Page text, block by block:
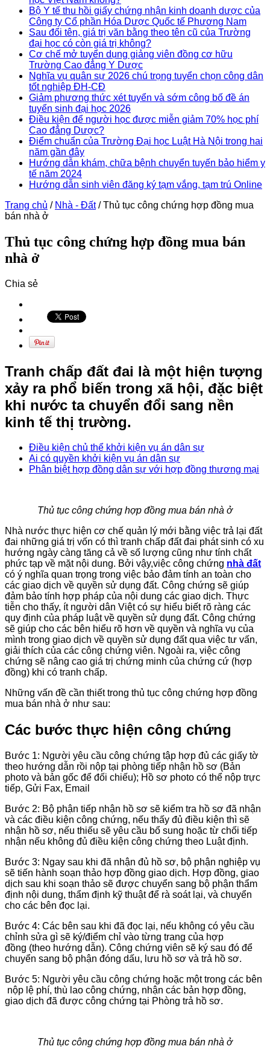
Bộ Y tế thu hồi giấy chứng nhận kinh doanh dược của
Công ty Cổ phần Hóa Dược Quốc tế Phương Nam
Sau đổi tên, giá trị văn bằng theo tên cũ của Trường
đại học có còn giá trị không?
Cơ chế mở tuyển dụng giảng viên đồng cơ hữu
Trường Cao đẳng Y Dược
Nghĩa vụ quân sự 2026 chú trọng tuyển chọn công dân
tốt nghiệp ĐH-CĐ
Giảm phương thức xét tuyển và sớm công bố đề án
tuyển sinh đại học 2026
Điều kiện để người học được miễn giảm 70% học phí
Cao đẳng Dược?
Điểm chuẩn của Trường Đại học Luật Hà Nội trong hai
năm gần đây
Hướng dẫn khám, chữa bệnh chuyển tuyến bảo hiểm y
tế năm 2024
Hướng dẫn sinh viên đăng ký tạm vắng, tạm trú Online
Trang chủ / Nhà - Đất / Thủ tục công chứng hợp đồng mua
bán nhà ở
Thủ tục công chứng hợp đồng mua bán
nhà ở
Chia sẻ
Tranh chấp đất đai là một hiện tượng
xảy ra phổ biến trong xã hội, đặc biệt
khi nước ta chuyển đổi sang nền
kinh tế thị trường.
Điều kiện chủ thể khởi kiện vụ án dân sự
Ai có quyền khởi kiện vụ án dân sự
Phân biệt hợp đồng dân sự với hợp đồng thương mại
Thủ tục công chứng hợp đồng mua bán nhà ở
Nhà nước thực hiện cơ chế quản lý mới bằng việc trả lại đất
đai những giá trị vốn có thì tranh chấp đất đai phát sinh có xu
hướng ngày càng tăng cả về số lượng cũng như tính chất
phức tạp về mặt nội dung. Bởi vậy,việc công chứng nhà đất
có ý nghĩa quan trọng trong việc bảo đảm tính an toàn cho
các giao dịch về quyền sử dụng đất. Công chứng sẽ giúp
đảm bảo tính hợp pháp của nội dung các giao dịch. Thực
tiễn cho thấy, ít người dân Việt có sự hiểu biết rõ ràng các
quy định của pháp luật về quyền sử dụng đất. Công chứng
sẽ giúp cho các bên hiểu rõ hơn về quyền và nghĩa vụ của
mình trong giao dịch về quyền sử dụng đất qua việc tư vấn,
giải thích của các công chứng viên. Ngoài ra, việc công
chứng sẽ nâng cao giá trị chứng minh của chứng cứ (hợp
đồng) khi có tranh chấp.
Những vấn đề cần thiết trong thủ tục công chứng hợp đồng
mua bán nhà ở như sau:
Các bước thực hiện công chứng
Bước 1: Người yêu cầu công chứng tập hợp đủ các giấy tờ
theo hướng dẫn rồi nộp tại phòng tiếp nhận hồ sơ (Bản
photo và bản gốc để đối chiếu); Hồ sơ photo có thể nộp trực
tiếp, Gửi Fax, Email
Bước 2: Bộ phận tiếp nhận hồ sơ sẽ kiểm tra hồ sơ đã nhận
và các điều kiện công chứng, nếu thấy đủ điều kiện thì sẽ
nhận hồ sơ, nếu thiếu sẽ yêu cầu bổ sung hoặc từ chối tiếp
nhận nếu không đủ điều kiện công chứng theo Luật định.
Bước 3: Ngay sau khi đã nhận đủ hồ sơ, bộ phận nghiệp vụ
sẽ tiến hành soạn thảo hợp đồng giao dịch. Hợp đồng, giao
dịch sau khi soạn thảo sẽ được chuyển sang bộ phận thẩm
định nội dung, thẩm định kỹ thuật để rà soát lại, và chuyển
cho các bên đọc lại.
Bước 4: Các bên sau khi đã đọc lại, nếu không có yêu cầu
chỉnh sửa gì sẽ ký/điểm chỉ vào từng trang của hợp
đồng (theo hướng dẫn). Công chứng viên sẽ ký sau đó để
chuyển sang bộ phận đóng dấu, lưu hồ sơ và trả hồ sơ.
Bước 5: Người yêu cầu công chứng hoặc một trong các bên
nộp lệ phí, thù lao công chứng, nhận các bản hợp đồng,
giao dịch đã được công chứng tại Phòng trả hồ sơ.
Thủ tục công chứng hợp đồng mua bán nhà ở